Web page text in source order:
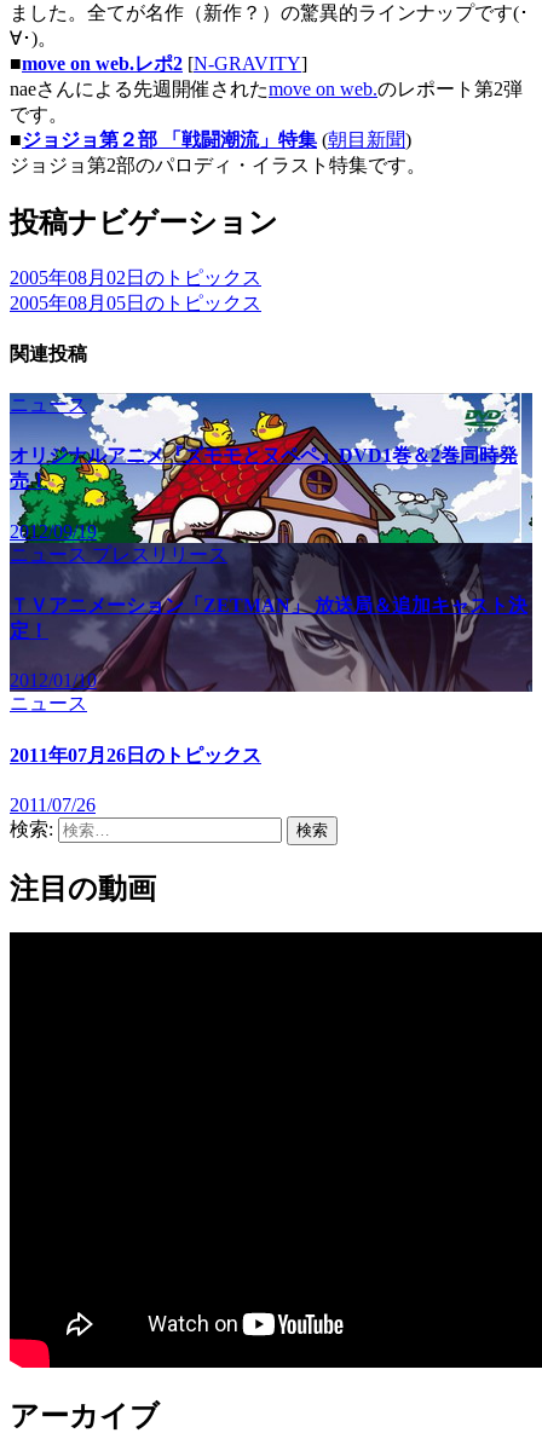
ました。全てが名作（新作？）の驚異的ラインナップです(･
∀･)。
■move on web.レポ2 [N-GRAVITY]
naeさんによる先週開催されたmove on web.のレポート第2弾
です。
■ジョジョ第２部 「戦闘潮流」特集 (朝目新聞)
ジョジョ第2部のパロディ・イラスト特集です。
投稿ナビゲーション
2005年08月02日のトピックス
2005年08月05日のトピックス
関連投稿
ニュース
オリジナルアニメ『ズモモとヌペペ』DVD1巻＆2巻同時発
売！
2012/09/19
ニュース プレスリリース
ＴＶアニメーション「ZETMAN」 放送局＆追加キャスト決
定！
2012/01/10
ニュース
2011年07月26日のトピックス
2011/07/26
検索:
注目の動画
アーカイブ